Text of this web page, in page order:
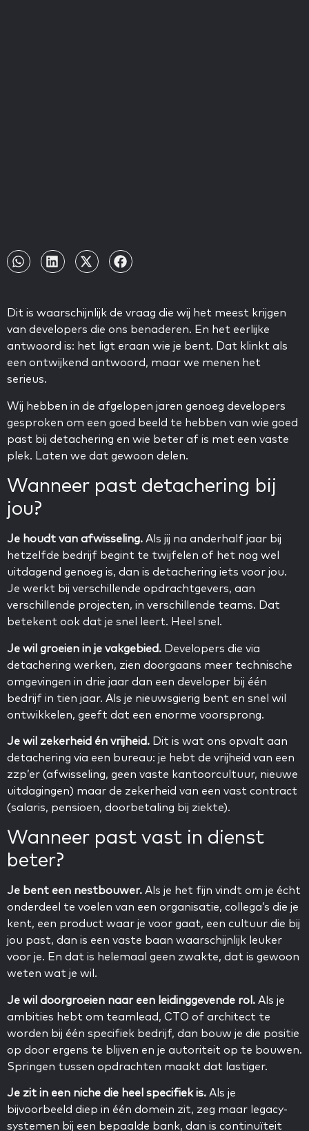
Dit is waarschijnlijk de vraag die wij het meest krijgen
van developers die ons benaderen. En het eerlijke
antwoord is: het ligt eraan wie je bent. Dat klinkt als
een ontwijkend antwoord, maar we menen het
serieus.
Wij hebben in de afgelopen jaren genoeg developers
gesproken om een goed beeld te hebben van wie goed
past bij detachering en wie beter af is met een vaste
plek. Laten we dat gewoon delen.
Wanneer past detachering bij
jou?
Je houdt van afwisseling. Als jij na anderhalf jaar bij
hetzelfde bedrijf begint te twijfelen of het nog wel
uitdagend genoeg is, dan is detachering iets voor jou.
Je werkt bij verschillende opdrachtgevers, aan
verschillende projecten, in verschillende teams. Dat
betekent ook dat je snel leert. Heel snel.
Je wil groeien in je vakgebied. Developers die via
detachering werken, zien doorgaans meer technische
omgevingen in drie jaar dan een developer bij één
bedrijf in tien jaar. Als je nieuwsgierig bent en snel wil
ontwikkelen, geeft dat een enorme voorsprong.
Je wil zekerheid én vrijheid. Dit is wat ons opvalt aan
detachering via een bureau: je hebt de vrijheid van een
zzp’er (afwisseling, geen vaste kantoorcultuur, nieuwe
uitdagingen) maar de zekerheid van een vast contract
(salaris, pensioen, doorbetaling bij ziekte).
Wanneer past vast in dienst
beter?
Je bent een nestbouwer. Als je het fijn vindt om je écht
onderdeel te voelen van een organisatie, collega’s die je
kent, een product waar je voor gaat, een cultuur die bij
jou past, dan is een vaste baan waarschijnlijk leuker
voor je. En dat is helemaal geen zwakte, dat is gewoon
weten wat je wil.
Je wil doorgroeien naar een leidinggevende rol. Als je
ambities hebt om teamlead, CTO of architect te
worden bij één specifiek bedrijf, dan bouw je die positie
op door ergens te blijven en je autoriteit op te bouwen.
Springen tussen opdrachten maakt dat lastiger.
Je zit in een niche die heel specifiek is. Als je
bijvoorbeeld diep in één domein zit, zeg maar legacy-
systemen bij een bepaalde bank, dan is continuïteit